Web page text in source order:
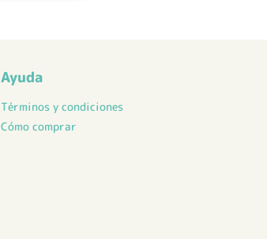
Ayuda
Términos y condiciones
Cómo comprar